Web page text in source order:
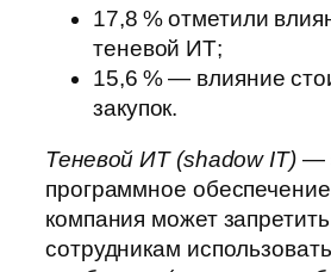
17,8 % отметили
теневой ИТ;
15,6 % — влияние
закупок.
Теневой ИТ (shadow IT)—
программное
компания может
сотрудникам